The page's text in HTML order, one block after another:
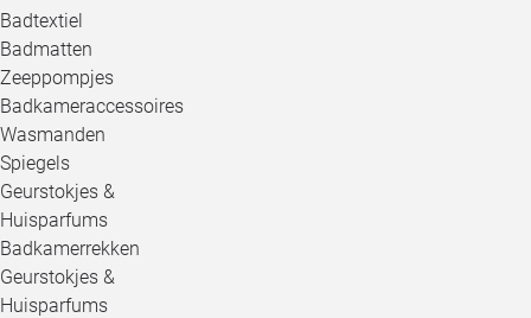
Badtextiel
Badmatten
Zeeppompjes
Badkameraccessoires
Wasmanden
Spiegels
Geurstokjes &
Huisparfums
Badkamerrekken
Geurstokjes &
Huisparfums